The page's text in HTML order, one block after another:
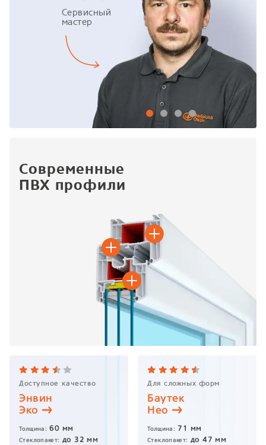
Сервисный
мастер
Доступное качество
Энвин
Эко
Толщина: 60 мм
Стеклопакет: до 32 мм
Для сложных форм
Баутек
Нео
Толщина: 71 мм
Стеклопакет: до47 мм
Современные
ПВХ профили